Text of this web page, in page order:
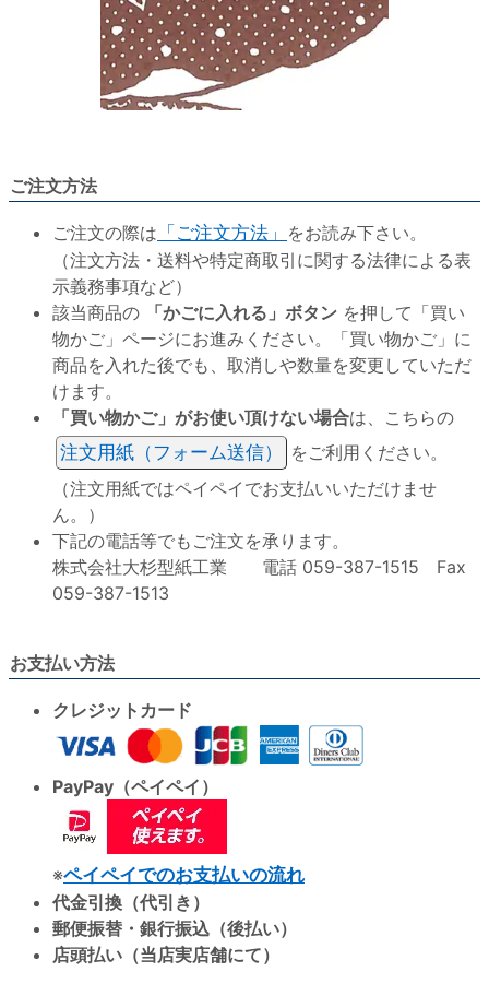
ご注文方法
ご注文の際は 「ご注文方法」 をお読み下さい。
（注文方法・送料や特定商取引に関する法律による表
示義務事項など）
該当商品の
「かごに入れる」ボタン を押して「買い
物かご」ページにお進みください。「買い物かご」に
商品を入れた後でも、取消しや数量を変更していただ
けます。
「買い物かご」がお使い頂けない場合は、こちらの
注文用紙（フォーム送信）
をご利用ください。
（注文用紙ではペイペイでお支払いいただけませ
ん。）
下記の電話等でもご注文を承ります。
株式会社大杉型紙工業 電話 059-387-1515 Fax
059-387-1513
お支払い方法
クレジットカード
PayPay（ペイペイ）
※ペイペイでのお支払いの流れ
代金引換（代引き）
郵便振替・銀行振込（後払い）
店頭払い（当店実店舗にて）